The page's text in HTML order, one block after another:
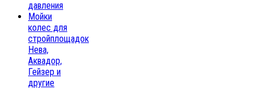
давления
Мойки
колес для
стройплощадок
Нева,
Аквадор,
Гейзер и
другие